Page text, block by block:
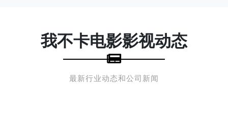
我不卡电影影视动态
最新行业动态和公司新闻